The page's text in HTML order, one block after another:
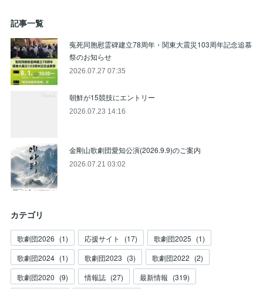
記事一覧
寃死同胞慰霊碑建立78周年・関東大震災103周年記念追慕
祭のお知らせ
2026.07.27 07:35
朝鮮が15競技にエントリー
2026.07.23 14:16
金剛山歌劇団愛知公演(2026.9.9)のご案内
2026.07.21 03:02
カテゴリ
歌劇団2026 (1) 応援サイト (17) 歌劇団2025 (1)
歌劇団2024 (1) 歌劇団2023 (3) 歌劇団2022 (2)
歌劇団2020 (9) 情報誌 (27) 最新情報 (319)